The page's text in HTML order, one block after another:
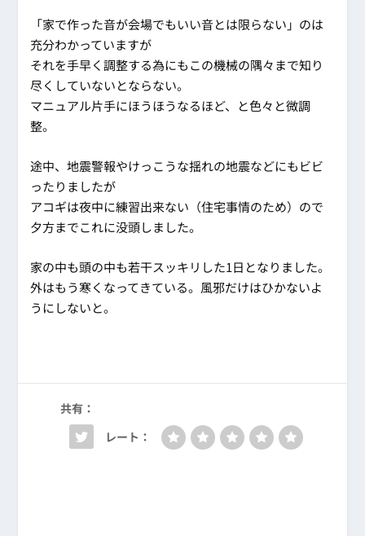
「家で作った音が会場でもいい音とは限らない」のは
充分わかっていますが
それを手早く調整する為にもこの機械の隅々まで知り
尽くしていないとならない。
マニュアル片手にほうほうなるほど、と色々と微調
整。
途中、地震警報やけっこうな揺れの地震などにもビビ
ったりましたが
アコギは夜中に練習出来ない（住宅事情のため）ので
夕方までこれに没頭しました。
家の中も頭の中も若干スッキリした1日となりました。
外はもう寒くなってきている。風邪だけはひかないよ
うにしないと。
共有：
レート：